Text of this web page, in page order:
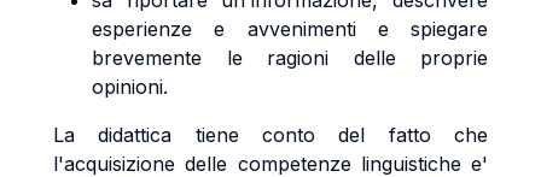
esperienze e avvenimenti e spiegare
brevemente le ragioni delle proprie
opinioni.
La didattica tiene conto del fatto che
l'acquisizione delle competenze linguistiche e'